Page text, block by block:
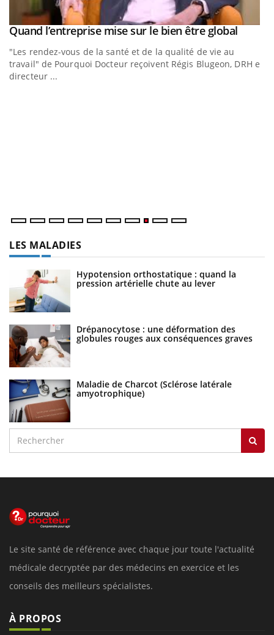
Youtube
Quand l’entreprise mise sur le bien être global
"Les rendez-vous de la santé et de la qualité de vie au
travail" de Pourquoi Docteur reçoivent Régis Blugeon, DRH et
directeur ...
LES MALADIES
Hypotension orthostatique : quand la
pression artérielle chute au lever
Drépanocytose : une déformation des
globules rouges aux conséquences graves
Maladie de Charcot (Sclérose latérale
amyotrophique)
Le site santé de référence avec chaque jour toute l'actualité
médicale decryptée par des médecins en exercice et les
conseils des meilleurs spécialistes.
À PROPOS